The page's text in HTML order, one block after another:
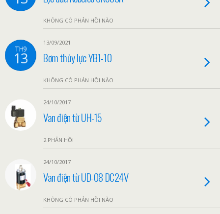
KHÔNG CÓ PHẢN HỒI NÀO
TH9
13
13/09/2021
Bơm thủy lực YB1-10
KHÔNG CÓ PHẢN HỒI NÀO
24/10/2017
Van điện từ UH-15
2 PHẢN HỒI
24/10/2017
Van điện từ UD-08 DC24V
KHÔNG CÓ PHẢN HỒI NÀO